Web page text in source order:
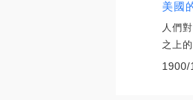
美國
人們
之上